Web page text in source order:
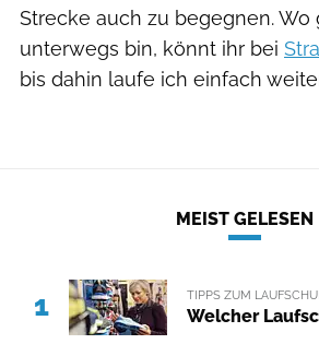
Strecke auch zu begegnen. Wo
unterwegs bin, könnt ihr bei
bis dahin laufe ich einfach
MEIST GELESEN
1 TIPPS ZUM
Welcher